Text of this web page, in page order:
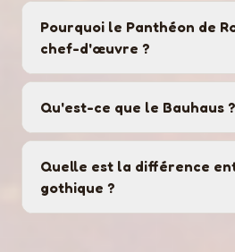
Pourquoi le Panthéon de
chef-d'œuvre ?
Qu'est-ce que le Bauhaus ?
Quelle est la différence
gothique ?